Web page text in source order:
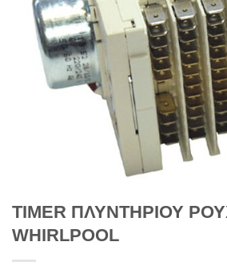
TIMER ΠΛΥΝΤΗΡΙΟΥ
WHIRLPOOL